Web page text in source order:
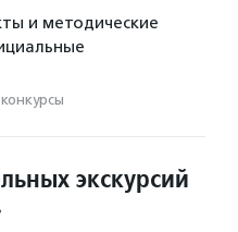
и методические
экскурсий